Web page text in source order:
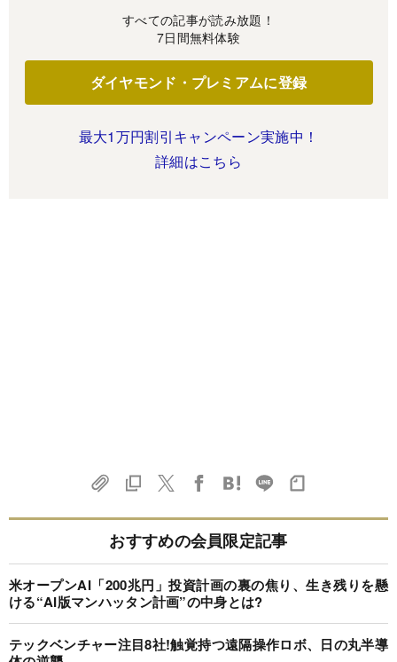
すべての記事が読み放題！
7日間無料体験
ダイヤモンド・プレミアムに登録
最大1万円割引キャンペーン実施中！
詳細はこちら
おすすめの会員限定記事
米オープンAI「200兆円」投資計画の裏の焦り、生き残りを懸
ける“AI版マンハッタン計画”の中身とは?
テックベンチャー注目8社!触覚持つ遠隔操作ロボ、日の丸半導